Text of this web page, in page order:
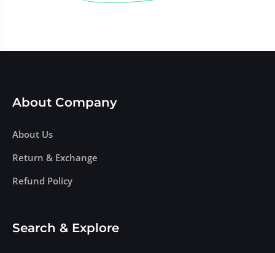
About Company
About Us
Return & Exchange
Refund Policy
Search & Explore